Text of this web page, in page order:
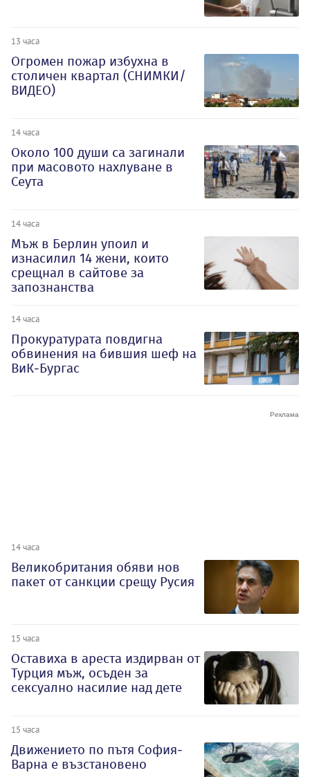
13 часа
Огромен пожар избухна в
столичен квартал (СНИМКИ/
ВИДЕО)
14 часа
Около 100 души са загинали
при масовото нахлуване в
Сеута
14 часа
Мъж в Берлин упоил и
изнасилил 14 жени, които
срещнал в сайтове за
запознанства
14 часа
Прокуратурата повдигна
обвинения на бившия шеф на
ВиК-Бургас
14 часа
Великобритания обяви нов
пакет от санкции срещу Русия
15 часа
Оставиха в ареста издирван от
Турция мъж, осъден за
сексуално насилие над дете
15 часа
Движението по пътя София-
Варна е възстановено